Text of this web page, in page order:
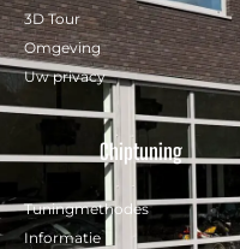
3D Tour
Omgeving
Uw privacy
Chiptuning
Tuningmethodes
Informatie